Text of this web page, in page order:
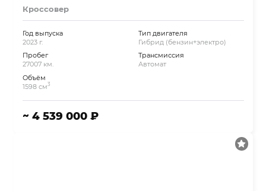
Кроссовер
Год выпуска
2023 г.
Пробег
27007 км.
Объём
1598 см3
Тип двигателя
Гибрид (бензин+электро)
Трансмиссия
Автомат
~ 4 539 000 ₽